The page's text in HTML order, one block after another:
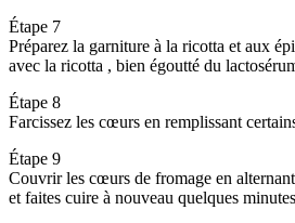
Étape 7
Préparez la garniture à la ricotta et aux
avec la ricotta , bien égoutté du
Étape 8
Farcissez les cœurs en remplissant
Étape 9
Couvrir les cœurs de fromage en
et faites cuire à nouveau quelques